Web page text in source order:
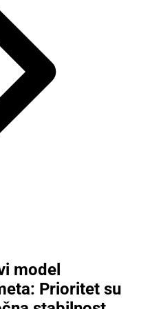
model
Prioritet su